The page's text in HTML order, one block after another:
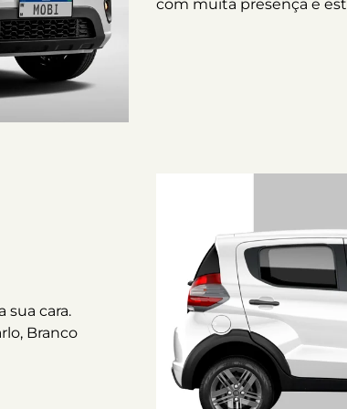
com muita presença e
sua cara.
Branco